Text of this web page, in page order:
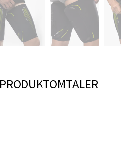
PRODUKTOMTALER